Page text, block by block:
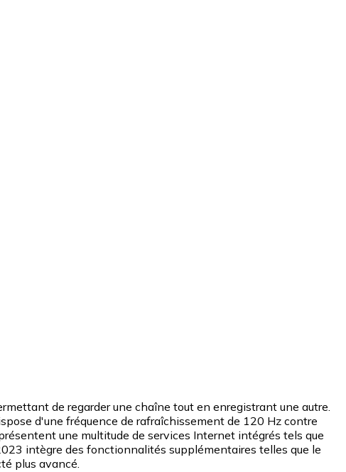
de regarder une chaîne tout en enregistrant une autre.
d'une fréquence de rafraîchissement de 120 Hz contre
une multitude de services Internet intégrés tels que
intègre des fonctionnalités supplémentaires telles que le
plus avancé.